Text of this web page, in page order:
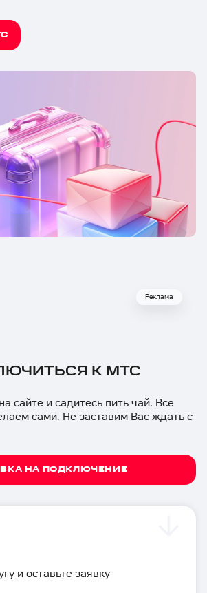
Реклама
К МТС
сайте и садитесь пить чай. Все
сами. Не заставим Вас ждать с
НА ПОДКЛЮЧЕНИЕ
и оставьте заявку